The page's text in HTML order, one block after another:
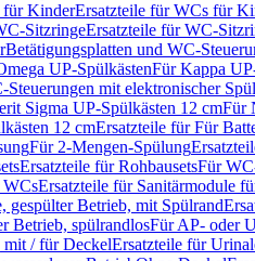
für KinderErsatzteile für WCs für
SitzringeErsatzteile für WC-
Betätigungsplatten und WC-
UP-SpülkästenFür Kappa
Steuerungen mit elektronischer
Sigma UP-Spülkästen 12 cmFür
12 cmErsatzteile für Für
Für 2-Mengen-Spülung
Ersatzteile für RohbausetsFür
WCsErsatzteile für Sanitärmodule
gespülter Betrieb, mit Spülrand
Betrieb, spülrandlosFür AP- oder
mit / für DeckelErsatzteile für